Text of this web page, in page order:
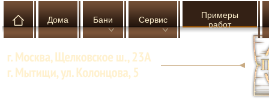
Дома Бани Сервис
Примеры
работ